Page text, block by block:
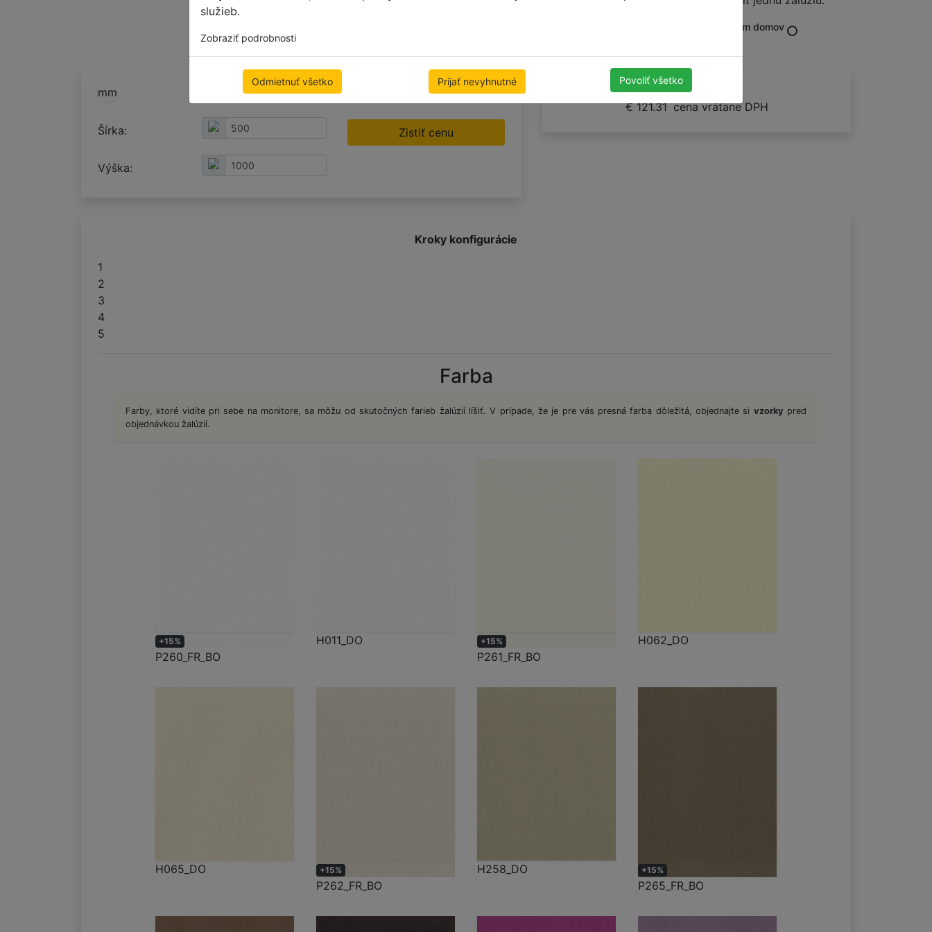
služieb.
Zobraziť podrobnosti
Odmietnuť všetko Prijať nevyhnutné Povoliť všetko
k vám domov
mm m
Šírka:
Výška:
Zistiť cenu
500x1000
€ 121.31 cena vrátane DPH
Kroky konfigurácie
1
2
3
4
5
Farba
Farby, ktoré vidíte pri sebe na monitore, sa môžu od skutočných farieb žalúzií líšiť. V prípade, že je pre vás presná farba dôležitá, objednajte si vzorky pred
objednávkou žalúzií.
+15%
P260_FR_BO
H011_DO +15%
P261_FR_BO
H062_DO
H065_DO +15%
P262_FR_BO
H258_DO +15%
P265_FR_BO